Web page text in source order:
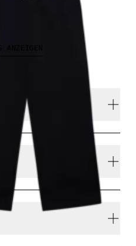
ANZEIGEN
gross und trägt Grösse S
über CHF 40
oder Letzte-